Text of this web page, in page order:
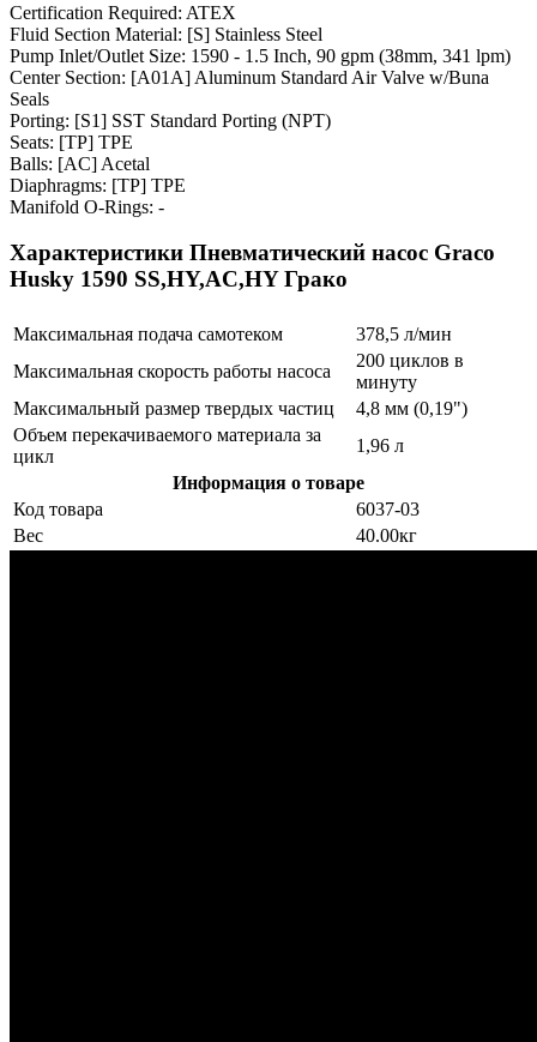
Certification Required: ATEX
Fluid Section Material: [S] Stainless Steel
Pump Inlet/Outlet Size: 1590 - 1.5 Inch, 90 gpm (38mm, 341 lpm)
Center Section: [A01A] Aluminum Standard Air Valve w/Buna
Seals
Porting: [S1] SST Standard Porting (NPT)
Seats: [TP] TPE
Balls: [AC] Acetal
Diaphragms: [TP] TPE
Manifold O-Rings: -
Характеристики Пневматический насос Graco
Husky 1590 SS,HY,AC,HY Грако
Максимальная подача самотеком
378,5 л/мин
Максимальная скорость работы насоса
200 циклов в
минуту
Максимальный размер твердых частиц
4,8 мм (0,19")
Объем перекачиваемого материала за
цикл
1,96 л
Информация о товаре
Код товара
6037-03
Вес
40.00кг